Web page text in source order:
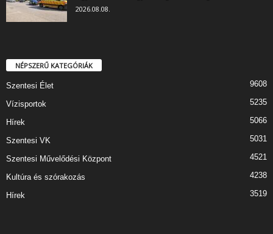
2026.08.08.
NÉPSZERŰ KATEGÓRIÁK
Szentesi Élet 9608
Vízisportok 5235
Hírek 5066
Szentesi VK 5031
Szentesi Művelődési Központ 4521
Kultúra és szórakozás 4238
Hírek 3519